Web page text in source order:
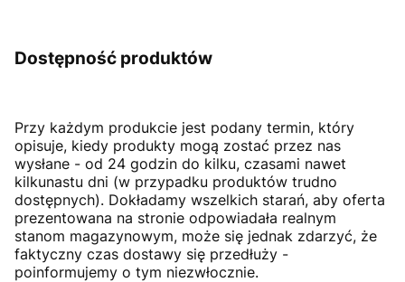
Dostępność produktów
Przy każdym produkcie jest podany termin, który
opisuje, kiedy produkty mogą zostać przez nas
wysłane - od 24 godzin do kilku, czasami nawet
kilkunastu dni (w przypadku produktów trudno
dostępnych). Dokładamy wszelkich starań, aby oferta
prezentowana na stronie odpowiadała realnym
stanom magazynowym, może się jednak zdarzyć, że
faktyczny czas dostawy się przedłuży -
poinformujemy o tym niezwłocznie.